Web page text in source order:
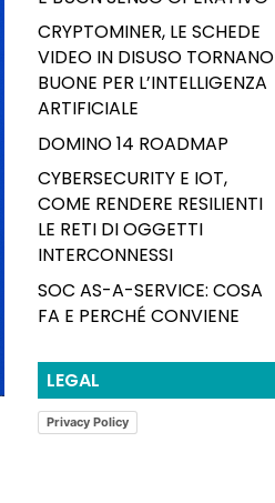
CRYPTOMINER, LE SCHEDE
VIDEO IN DISUSO TORNANO
BUONE PER L’INTELLIGENZA
ARTIFICIALE
DOMINO 14 ROADMAP
CYBERSECURITY E IOT,
COME RENDERE RESILIENTI
LE RETI DI OGGETTI
INTERCONNESSI
SOC AS-A-SERVICE: COSA
FA E PERCHÉ CONVIENE
LEGAL
Privacy Policy